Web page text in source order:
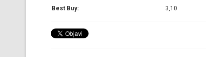
Best Buy: 3,10